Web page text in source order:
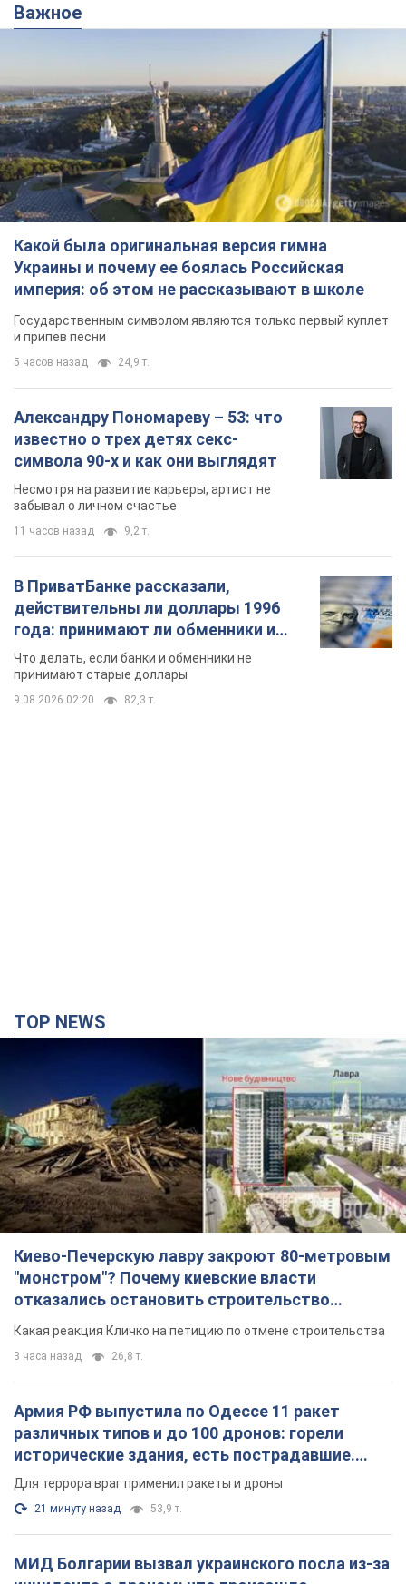
Важное
Какой была оригинальная версия гимна
Украины и почему ее боялась Российская
империя: об этом не рассказывают в школе
Государственным символом являются только первый куплет
и припев песни
5 часов назад 24,9 т.
Александру Пономареву – 53: что
известно о трех детях секс-
символа 90-х и как они выглядят
Несмотря на развитие карьеры, артист не
забывал о личном счастье
11 часов назад 9,2 т.
В ПриватБанке рассказали,
действительны ли доллары 1996
года: принимают ли обменники и
банки такие купюры
Что делать, если банки и обменники не
принимают старые доллары
9.08.2026 02:20 82,3 т.
TOP NEWS
Киево-Печерскую лавру закроют 80-метровым
"монстром"? Почему киевские власти
отказались остановить строительство
небоскреба "московского верующего"
Какая реакция Кличко на петицию по отмене строительства
3 часа назад 26,8 т.
Армия РФ выпустила по Одессе 11 ракет
различных типов и до 100 дронов: горели
исторические здания, есть пострадавшие.
Фото и видео
Для террора враг применил ракеты и дроны
21 минуту назад 53,9 т.
МИД Болгарии вызвал украинского посла из-за